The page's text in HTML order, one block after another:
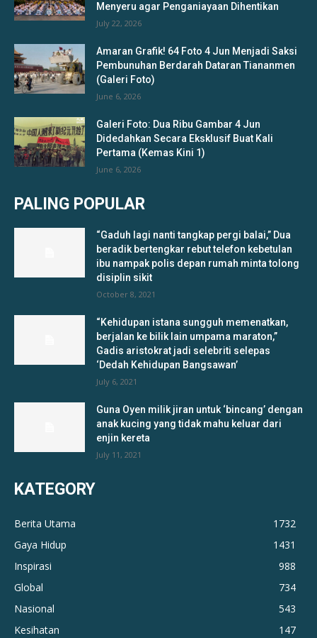
Menyeru agar Penganiayaan Dihentikan
July 22, 2026
Amaran Grafik! 64 Foto 4 Jun Menjadi Saksi
Pembunuhan Berdarah Dataran Tiananmen
(Galeri Foto)
June 6, 2026
Galeri Foto: Dua Ribu Gambar 4 Jun
Didedahkan Secara Eksklusif Buat Kali
Pertama (Kemas Kini 1)
June 6, 2026
PALING POPULAR
“Gaduh lagi nanti tangkap pergi balai,” Dua
beradik bertengkar rebut telefon kebetulan
ibu nampak polis depan rumah minta tolong
disiplin sikit
October 8, 2021
“Kehidupan istana sungguh memenatkan,
berjalan ke bilik lain umpama maraton,”
Gadis aristokrat jadi selebriti selepas
‘Dedah Kehidupan Bangsawan’
July 6, 2021
Guna Oyen milik jiran untuk ‘bincang’ dengan
anak kucing yang tidak mahu keluar dari
enjin kereta
July 11, 2021
KATEGORY
Berita Utama
1732
Gaya Hidup
1431
Inspirasi
988
Global
734
Nasional
543
Kesihatan
147